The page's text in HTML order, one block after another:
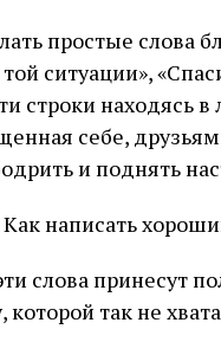
простые слова
ситуации»,
строки находясь
себе,
и поднять
написать
слова принесут
так не